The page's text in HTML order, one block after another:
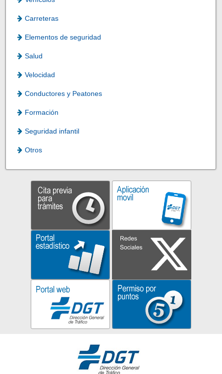
Carreteras
Elementos de seguridad
Salud
Velocidad
Conductores y Peatones
Formación
Seguridad infantil
Otros